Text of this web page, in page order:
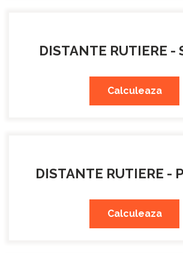
DISTANTE RUTIERE -
Calculeaza
DISTANTE RUTIERE -
Calculeaza